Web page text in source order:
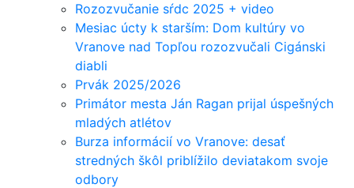
Rozozvučanie sŕdc 2025 + video
Mesiac úcty k starším: Dom kultúry vo
Vranove nad Topľou rozozvučali Cigánski
diabli
Prvák 2025/2026
Primátor mesta Ján Ragan prijal úspešných
mladých atlétov
Burza informácií vo Vranove: desať
stredných škôl priblížilo deviatakom svoje
odbory